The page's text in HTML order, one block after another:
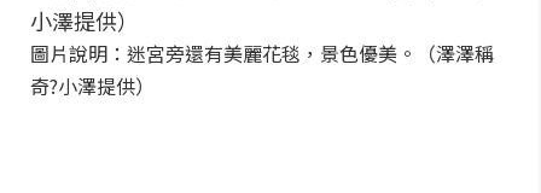
圖片說明：迷宮旁還有美麗花毯，景色優美。（澤澤稱
奇?小澤提供）